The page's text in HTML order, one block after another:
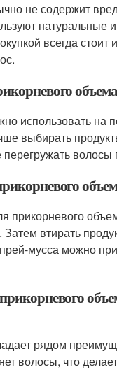
не содержит
натуральные
всегда стоит
использовать на
выбирать
волосы
прикорневого
Затем втирать
мусса можно
рядом
волосы, что